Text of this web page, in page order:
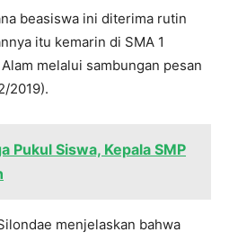
beasiswa ini diterima rutin
itu kemarin di SMA 1
melalui sambungan pesan
2019).
Pukul Siswa, Kepala SMP
menjelaskan bahwa